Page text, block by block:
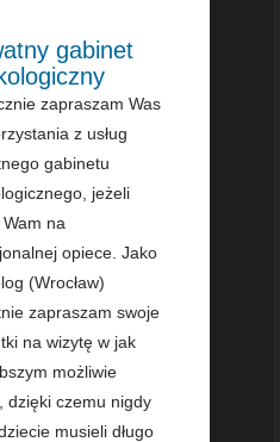
gabinet
zapraszam Was
z usług
gabinetu
jeżeli
na
opiece. Jako
(Wrocław)
zapraszam swoje
na wizytę w jak
możliwie
dzięki czemu nigdy
musieli długo